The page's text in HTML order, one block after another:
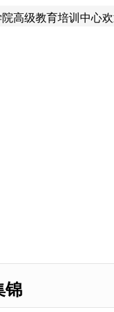
高级教育培训中心欢
锦